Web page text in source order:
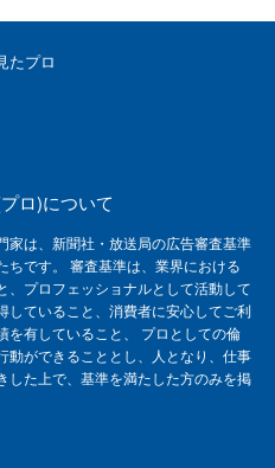
たプロ
ロ)について
家は、新聞社・放送局の広告審査基準
ちです。 審査基準は、業界における
、プロフェッショナルとして活動して
していること、消費者に安心してご利
を有していること、 プロとしての倫
動ができることとし、人となり、仕事
した上で、基準を満たした方のみを掲